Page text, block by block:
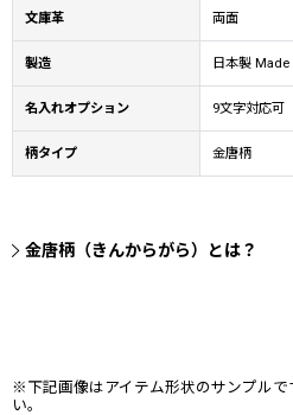
文庫革 両面
製造 日本製
名入れオプション 9文字対応可
柄タイプ 金唐柄
金唐柄（きんからがら）とは？
※下記画像はアイテム形状のサンプルで
い。